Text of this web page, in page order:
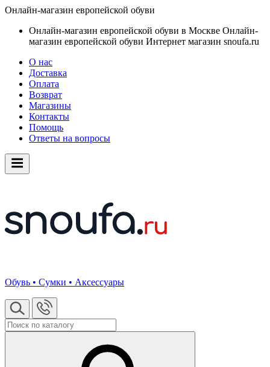
Онлайн-магазин европейской обуви
Онлайн-магазин европейской обуви в Москве Онлайн-
магазин европейской обуви Интернет магазин snoufa.ru
О нас
Доставка
Оплата
Возврат
Магазины
Контакты
Помощь
Ответы на вопросы
Обувь • Сумки • Аксессуары